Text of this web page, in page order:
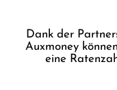
Dank der
Auxmoney
eine